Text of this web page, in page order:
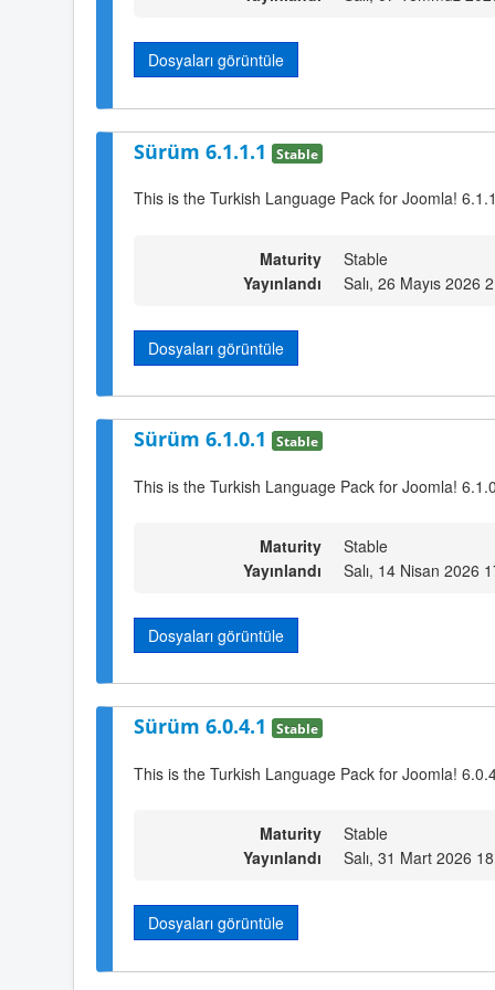
Dosyaları görüntüle
Sürüm 6.1.1.1 Stable
This is the Turkish Language Pack for Joomla! 6.1.1
Maturity
Stable
Yayınlandı
Salı, 26 Mayıs 2026
Dosyaları görüntüle
Sürüm 6.1.0.1 Stable
This is the Turkish Language Pack for Joomla! 6.1.0
Maturity
Stable
Yayınlandı
Salı, 14 Nisan 2026
Dosyaları görüntüle
Sürüm 6.0.4.1 Stable
This is the Turkish Language Pack for Joomla!
Maturity
Stable
Yayınlandı
Salı, 31 Mart 2026
Dosyaları görüntüle